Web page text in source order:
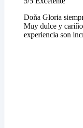
Doña Gloria
Muy dulce y
experiencia son